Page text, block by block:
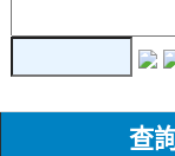
查